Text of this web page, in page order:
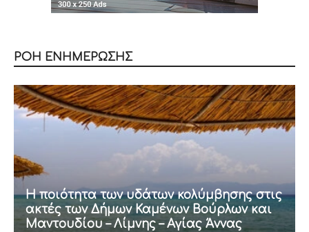
ΡΟΗ ΕΝΗΜΕΡΩΣΗΣ
Η ποιότητα των υδάτων κολύμβησης στις
ακτές των Δήμων Καμένων Βούρλων και
Μαντουδίου – Λίμνης – Αγίας Άννας